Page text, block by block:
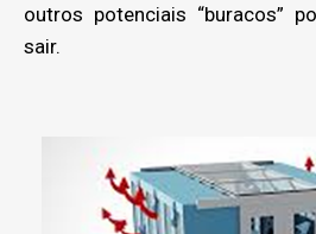
outros potenciais “buracos”
sair.